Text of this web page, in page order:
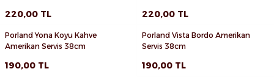
220,00 TL 220,00TL
Favorilere Ekle
Porland Yona Koyu Kahve
Amerikan Servis 38cm
190,00 TL
Favorilere Ekle
Porland Vista Bordo Amerikan
Servis 38cm
190,00TL